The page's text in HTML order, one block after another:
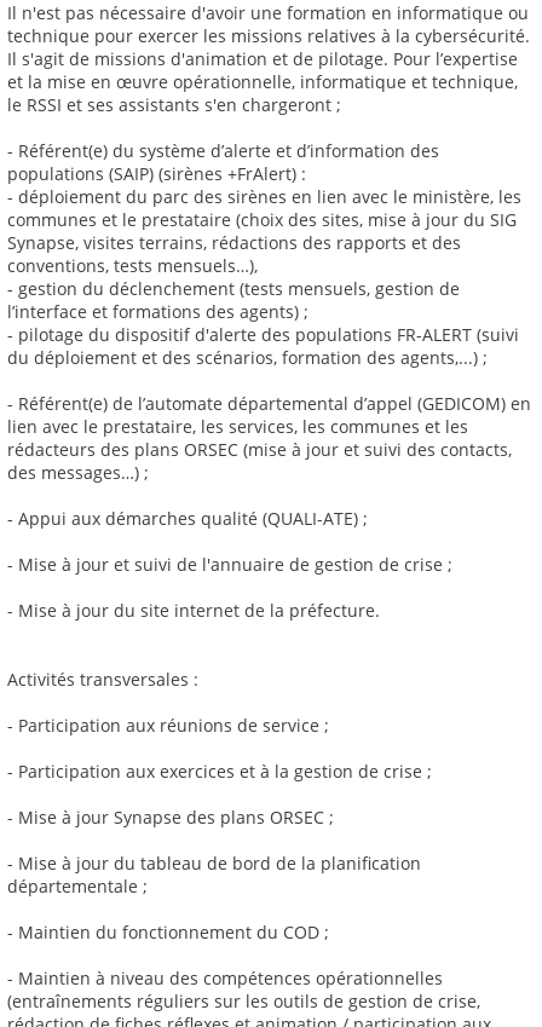
Il n'est pas nécessaire d'avoir une formation en informatique ou
technique pour exercer les missions relatives à la cybersécurité.
Il s'agit de missions d'animation et de pilotage. Pour l’expertise
et la mise en œuvre opérationnelle, informatique et technique,
le RSSI et ses assistants s'en chargeront ;
- Référent(e) du système d’alerte et d’information des
populations (SAIP) (sirènes +FrAlert) :
- déploiement du parc des sirènes en lien avec le ministère, les
communes et le prestataire (choix des sites, mise à jour du SIG
Synapse, visites terrains, rédactions des rapports et des
conventions, tests mensuels…),
- gestion du déclenchement (tests mensuels, gestion de
l’interface et formations des agents) ;
- pilotage du dispositif d'alerte des populations FR-ALERT (suivi
du déploiement et des scénarios, formation des agents,...) ;
- Référent(e) de l’automate départemental d’appel (GEDICOM) en
lien avec le prestataire, les services, les communes et les
rédacteurs des plans ORSEC (mise à jour et suivi des contacts,
des messages…) ;
- Appui aux démarches qualité (QUALI-ATE) ;
- Mise à jour et suivi de l'annuaire de gestion de crise ;
- Mise à jour du site internet de la préfecture.
Activités transversales :
- Participation aux réunions de service ;
- Participation aux exercices et à la gestion de crise ;
- Mise à jour Synapse des plans ORSEC ;
- Mise à jour du tableau de bord de la planification
départementale ;
- Maintien du fonctionnement du COD ;
- Maintien à niveau des compétences opérationnelles
(entraînements réguliers sur les outils de gestion de crise,